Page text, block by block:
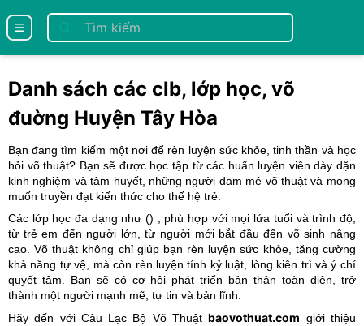
menu
Danh sách các clb, lớp học, võ
đuờng Huyện Tây Hòa
Bạn đang tìm kiếm một nơi để rèn luyện sức khỏe, tinh thần và học
hỏi võ thuật? Bạn sẽ được học tập từ các huấn luyện viên dày dặn
kinh nghiệm và tâm huyết, những người đam mê võ thuật và mong
muốn truyền đạt kiến thức cho thế hệ trẻ.
Các lớp học đa dạng như () , phù hợp với mọi lứa tuổi và trình độ,
từ trẻ em đến người lớn, từ người mới bắt đầu đến võ sinh nâng
cao. Võ thuật không chỉ giúp bạn rèn luyện sức khỏe, tăng cường
khả năng tự vệ, mà còn rèn luyện tính kỷ luật, lòng kiên trì và ý chí
quyết tâm. Bạn sẽ có cơ hội phát triển bản thân toàn diện, trở
thành một người mạnh mẽ, tự tin và bản lĩnh.
Hãy đến với Câu Lạc Bộ Võ Thuậtbaovothuat.com giới thiệu